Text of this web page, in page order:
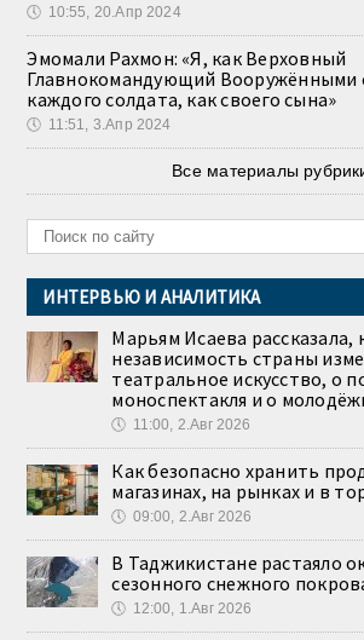
🕔 10:55, 20.Апр 2024
Эмомали Рахмон: «Я, как Верховный
Главнокомандующий Вооружёнными
каждого солдата, как своего сына»
🕔 11:51, 3.Апр 2024
Все материалы
ИНТЕРВЬЮ И АНАЛИТИКА
Марьям Исаева рассказала,
независимость страны
театральное искусство, о
моноспектакля и о
🕔 11:00, 2.Авг 2026
Как безопасно хранить
магазинах, на рынках и в
🕔 09:00, 2.Авг 2026
В Таджикистане растаяло
сезонного снежного
🕔 12:00, 1.Авг 2026